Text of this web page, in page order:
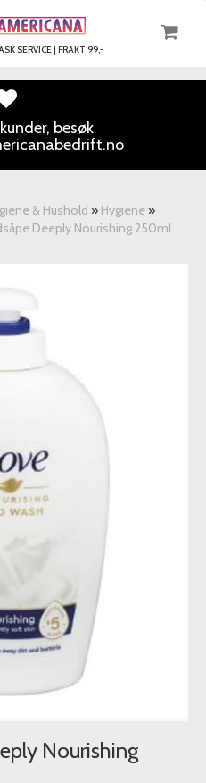
SERVICE | FRAKT 99,-
besøk
& Hushold » Hygiene »
Deeply Nourishing 250ml.
Nourishing